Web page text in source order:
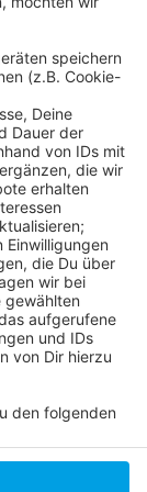
rechnet
weniger